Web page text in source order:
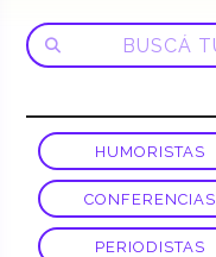
HUMORISTAS
CONFERENCIAS
PERIODISTAS